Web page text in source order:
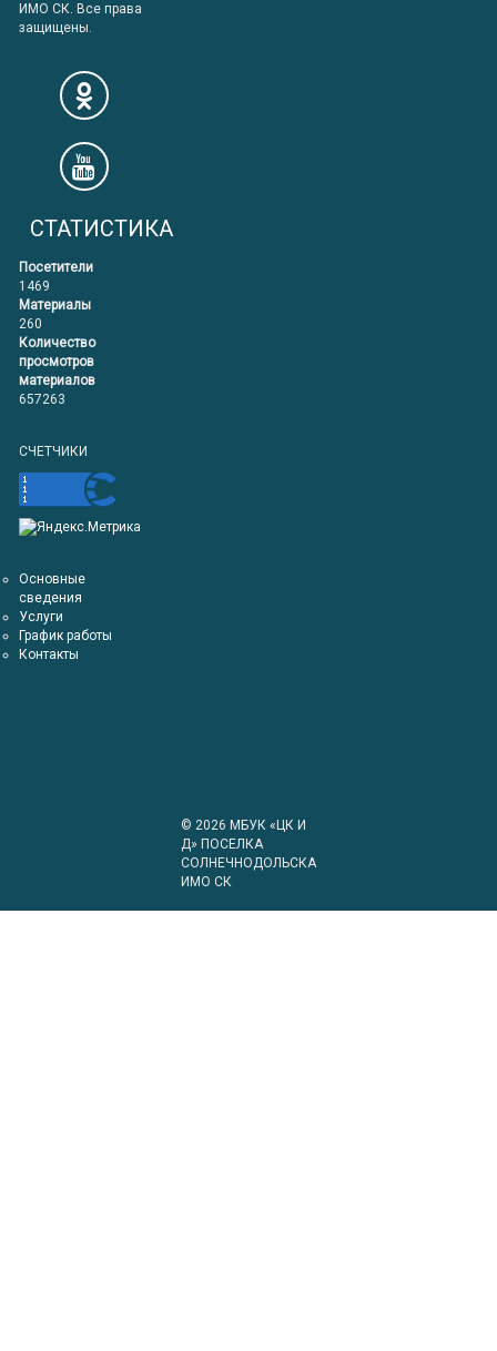
ИМО СК. Все права
защищены.
СТАТИСТИКА
Посетители
1469
Материалы
260
Количество
просмотров
материалов
657263
СЧЕТЧИКИ
Основные
сведения
Услуги
График работы
Контакты
© 2026 МБУК «ЦК И
Д» ПОСЕЛКА
СОЛНЕЧНОДОЛЬСКА
ИМО СК